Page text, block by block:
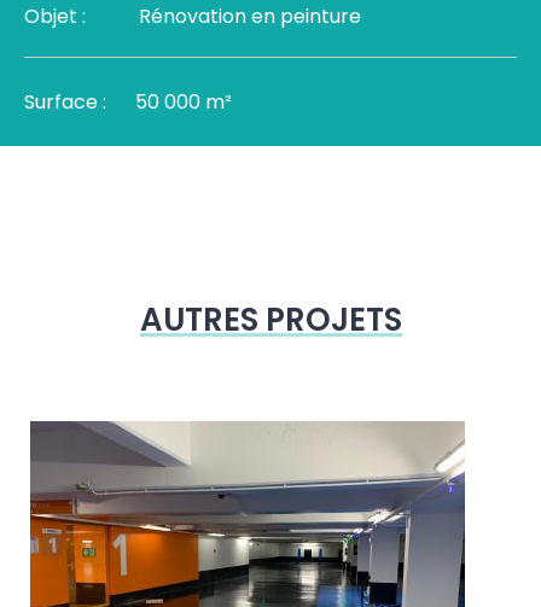
Objet : Rénovation en peinture
Surface : 50 000 m²
AUTRES PROJETS